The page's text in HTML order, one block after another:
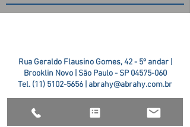
Rua Geraldo Flausino Gomes, 42 - 5º andar |
Brooklin Novo | São Paulo - SP 04575-060
Tel. (11) 5102-5656 abrahy@abrahy.com.br
©2018 ABRAHY. criado pela TR2 Art + Design